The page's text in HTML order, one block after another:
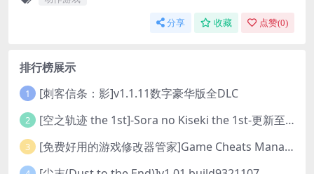
分享 收藏 点赞(0)
排行榜展示
1 [刺客信条：影]v1.1.11数字豪华版全DLC
2 [空之轨迹 the 1st]-Sora no Kiseki the 1st-更新至v1.06.4-全DLC
3 [免费好用的游戏修改器管家]Game Cheats Manager